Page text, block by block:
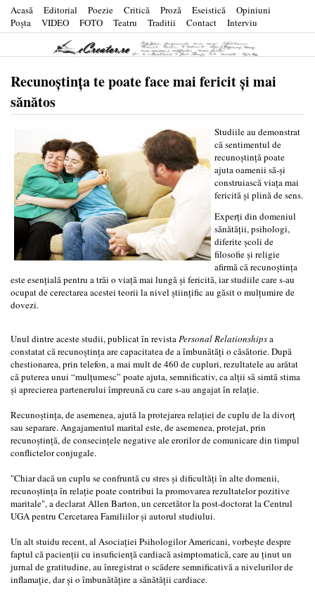
Acasă Editorial Poezie Critică Proză Eseistică
Opiniuni
Poşta
VIDEO FOTO Teatru Traditii Contact Interviu
Recunoştinţa te poate face mai fericit şi mai
sănătos
Studiile au demonstrat
că sentimentul de
recunoştinţă poate
ajuta oamenii să-şi
construiască viaţa mai
fericită şi plină de sens.
Experţi din domeniul
sănătăţii, psihologi,
diferite şcoli de
filosofie şi religie
afirmă că recunoştinţa
este esenţială pentru a trăi o viaţă mai lungă şi fericită, iar studiile care s-au
ocupat de cerectarea acestei teorii la nivel ştiinţific au găsit o mulţumire de
dovezi.
Unul dintre aceste studii, publicat în revistaPersonal Relationshipsa
constatat că recunoştinţa are capacitatea de a îmbunătăţi o căsătorie. După
chestionarea, prin telefon, a mai mult de 460 de cupluri, rezultatele au arătat
că puterea unui “mulţumesc” poate ajuta, semnificativ, ca alţii să simtă stima
şi aprecierea partenerului împreună cu care s-au angajat în relaţie.
Recunoştinţa, de asemenea, ajută la protejarea relaţiei de cuplu de la divorţ
sau separare. Angajamentul marital este, de asemenea, protejat, prin
recunoştinţă, de consecinţele negative ale erorilor de comunicare din timpul
conflictelor conjugale.
"Chiar dacă un cuplu se confruntă cu stres şi dificultăţi în alte domenii,
recunoştinţa în relaţie poate contribui la promovarea rezultatelor pozitive
maritale", a declarat Allen Barton, un cercetător la post-doctorat la Centrul
UGA pentru Cercetarea Familiilor şi autorul studiului.
Un alt stuidu recent, al Asociaţiei Psihologilor Americani, vorbeşte despre
faptul că pacienţii cu insuficienţă cardiacă asimptomatică, care au ţinut un
jurnal de gratitudine, au înregistrat o scădere semnificativă a nivelurilor de
inflamaţie, dar şi o îmbunătăţire a sănătăţii cardiace.